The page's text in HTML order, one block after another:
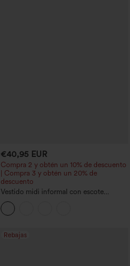
€40,95 EUR
Compra 2 y obtén un 10% de descuento
| Compra 3 y obtén un 20% de
descuento
Vestido midi informal con escote
redondo, sujetador integrado, sin
mangas y bajo con volantes
Rebajas